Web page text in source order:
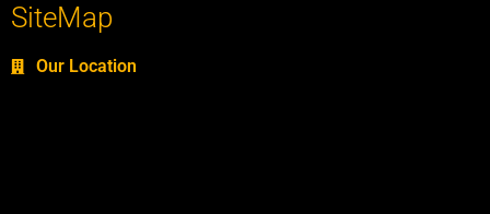
SiteMap
Our Location